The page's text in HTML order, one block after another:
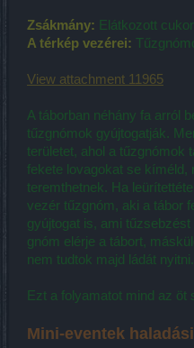
Zsákmány: Elátkozott
A térkép vezérei:
View attachment 11965
A táborban néhány fa arról
tűzgnómok gyújtogatják.
területet, ahol a tűzgnómok
fekete lovagokat se kíméld,
teremthetnek. Ha
vezér tűzgnóm, aki a tábor
gyújtogat is, ami
gnóm elérje a tábort,
nem tudtok majd ládát nyitni.
Ezt a folyamatot mind az öt
Mini-eventek